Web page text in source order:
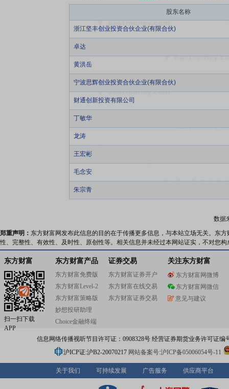
股东名称
浙江坚丰创业投资合伙企业(有限合伙)
卓达
黄洪岳
宁波思辉创业投资合伙企业(有限合伙)
财通创新投资有限公司
丁敏华
龙涛
王宏彬
毛念安
朱宗青
数据
郑重声明： 东方财富网发布此信息的目的在于传播更多信息，与本站立场无关。东
性、完整性、有效性、及时性、原创性等。相关信息并未经过本网站证实，不对您
东方财富
扫一扫下载
APP
东方财富产品
东方财富免费版
东方财富Level-2
东方财富策略版
妙想投研助理
Choice金融终端
证券交易
东方财富证券开户
东方财富在线交易
东方财富证券交易
关注东方财富
东方财富网微博
东方财富网微信
意见与建议
信息网络传播视听节目许可证：0908328号 经营证券期货业务许可证编
沪ICP证:沪B2-20070217 网站备案号:沪ICP备05006054号-11
关于我们 可持续发展 广告服务 供应商平台